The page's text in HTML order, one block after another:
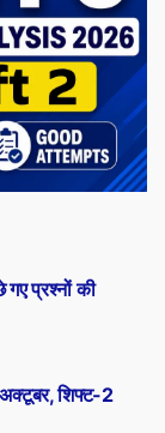
शिफ्ट-2
प्रश्नों की